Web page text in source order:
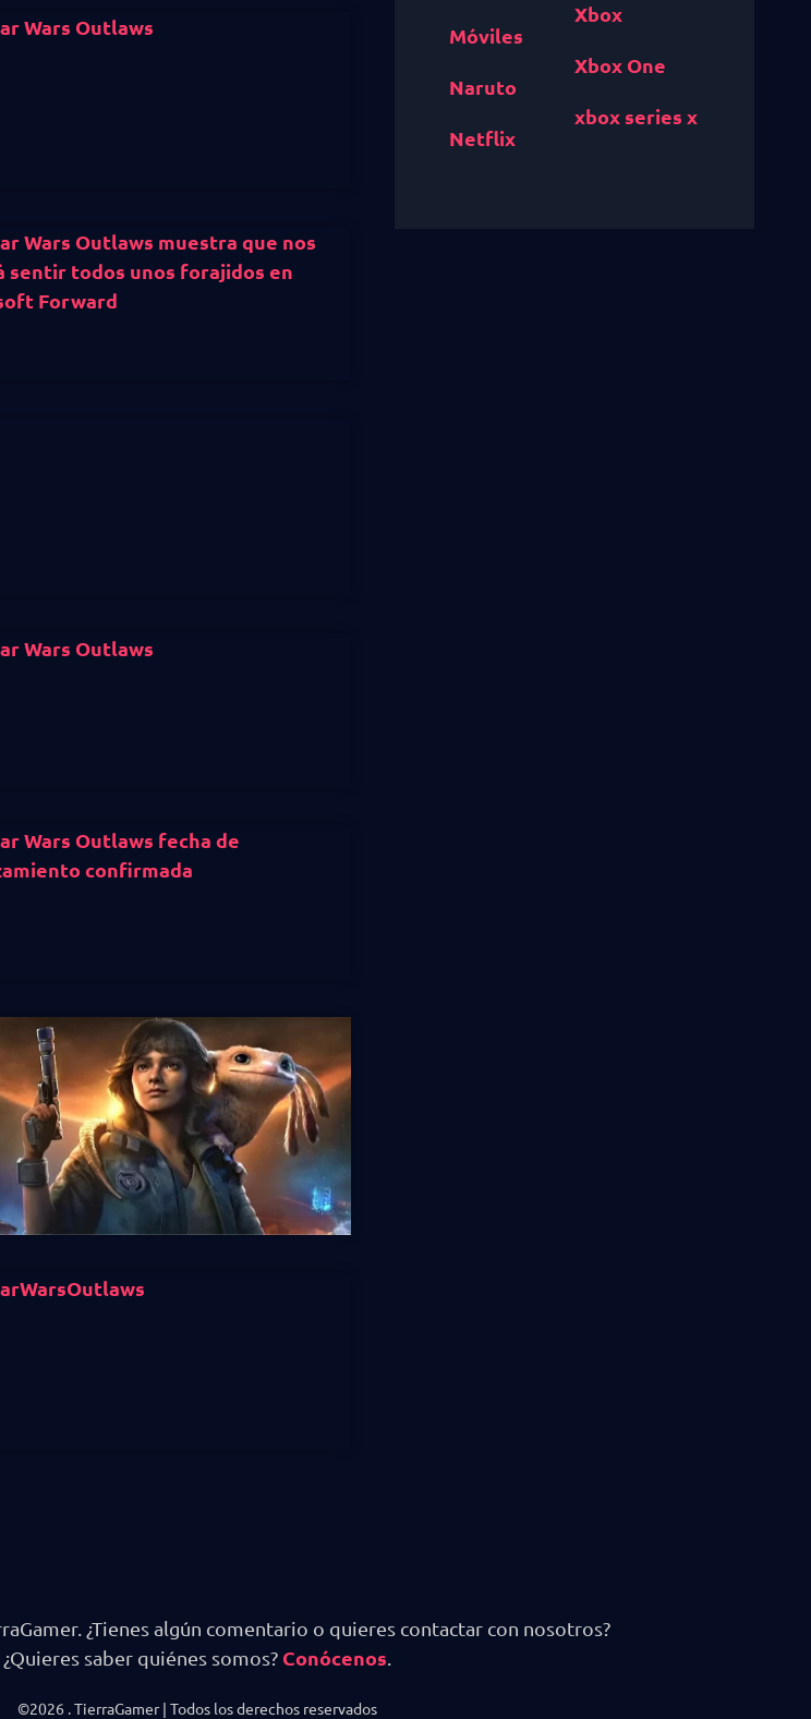
Móviles
Naruto
Netflix
Xbox
Xbox One
xbox series x
¿Tienes algún comentario o quieres contactar con nosotros?
¿Quieres saber quiénes somos? Conócenos.
©2026 . TierraGamer | Todos los derechos reservados